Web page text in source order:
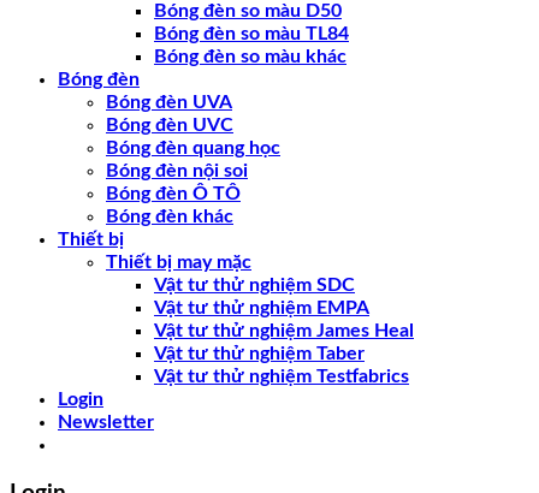
Bóng đèn so màu D50
Bóng đèn so màu TL84
Bóng đèn so màu khác
Bóng đèn
Bóng đèn UVA
Bóng đèn UVC
Bóng đèn quang học
Bóng đèn nội soi
Bóng đèn Ô TÔ
Bóng đèn khác
Thiết bị
Thiết bị may mặc
Vật tư thử nghiệm SDC
Vật tư thử nghiệm EMPA
Vật tư thử nghiệm James Heal
Vật tư thử nghiệm Taber
Vật tư thử nghiệm Testfabrics
Login
Newsletter